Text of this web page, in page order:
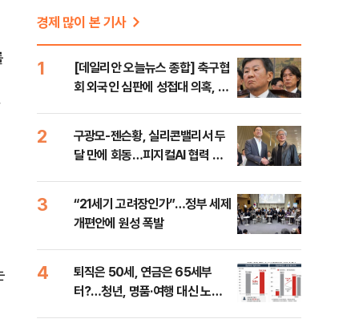
경제 많이 본 기사
1
[데일리안 오늘뉴스 종합] 축구협
회 외국인 심판에 성접대 의혹, 李
나, 삼전닉스 올인은 금물, SK하
이닉스 프리마켓 시초가 논란 재
점화, 김민석 "과반 승리 가능성
99%" 등
2
구광모-젠슨황, 실리콘밸리서 두
달 만에 회동…피지컬AI 협력 논
3
“21세기 고려장인가”…정부 세제
개편안에 원성 폭발
4
퇴직은 50세, 연금은 65세부
터?…청년, 명품·여행 대신 노후